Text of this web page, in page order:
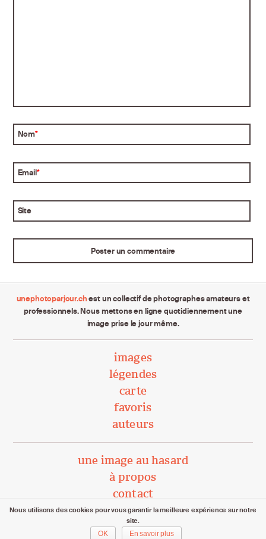
Nom*
Email*
Site
unephotoparjour.chest un collectif de photographes amateurs et
professionnels. Nous mettons en ligne quotidiennement une
image prise le jour même.
images
légendes
carte
favoris
auteurs
une image au hasard
à propos
contact
unephotoparjour.ch/ 2015 – 2026
Tous droits réservés aux auteurs respectifs.
Nous utilisons des cookies pour vous garantir la meilleure expérience sur notre
site.
OK
En savoir plus